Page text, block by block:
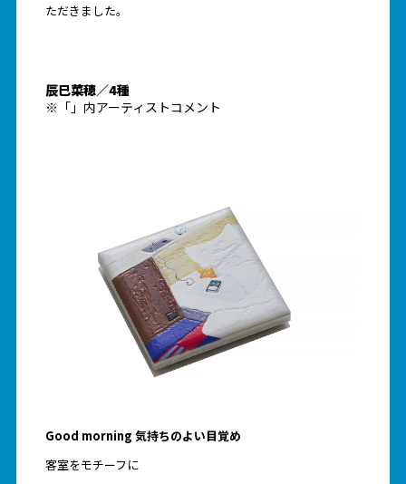
ただきました。
辰巳菜穂／4種
※「」内アーティストコメント
Good morning 気持ちのよい目覚め
客室をモチーフに